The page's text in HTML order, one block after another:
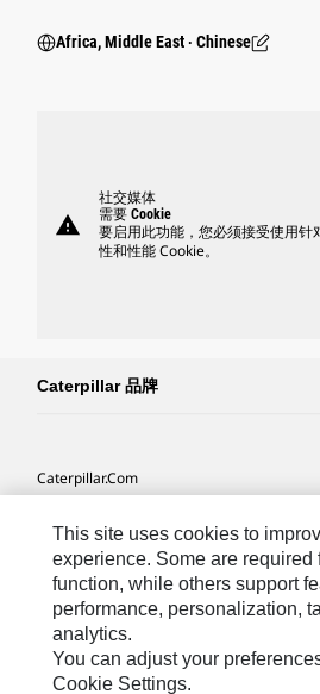
Africa, Middle East ‧ Chinese
warning
社交媒体
需要 Cookie
要启用此功能，您必须接受使用针
性和性能 Cookie。
Caterpillar 品牌
Caterpillar.com
我的营销首选项
站点地图
Cookie Settings
法律
This site uses cookies to
experience. Some are required
function, while others support
performance, personalization,
analytics.
You can adjust your
Cookie Settings.